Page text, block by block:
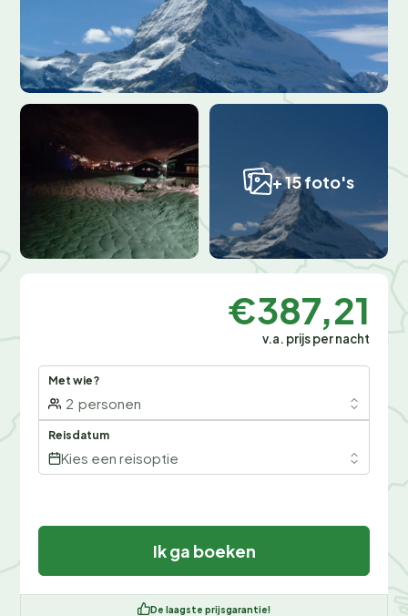
+ 15 foto's
€387,21
v.a. prijs per nacht
Met wie?
2 personen
Reisdatum
Kies een reisoptie
Ik ga boeken
De laagste prijsgarantie!